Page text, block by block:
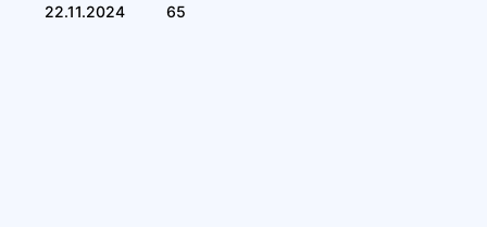
22.11.2024
65